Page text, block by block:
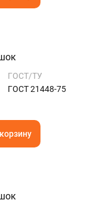
ГОСТ/ТУ
ГОСТ 21448-75